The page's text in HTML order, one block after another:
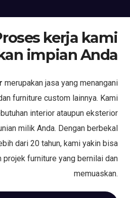
kerja kami
impian Anda
merupakan jasa yang menangani
furniture custom lainnya. Kami
interior ataupun eksterior
milik Anda. Dengan berbekal
dari 20 tahun, kami yakin bisa
projek furniture yang bernilai dan
memuaskan.